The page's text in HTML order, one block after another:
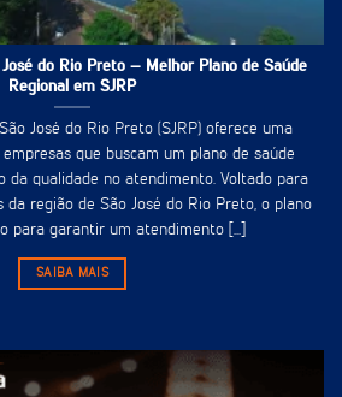
do Rio Preto – Melhor Plano de Saúde
Regional em SJRP
José do Rio Preto (SJRP) oferece uma
que buscam um plano de saúde
da qualidade no atendimento. Voltado para
da região de São José do Rio Preto, o plano
para garantir um atendimento [...]
SAIBA MAIS